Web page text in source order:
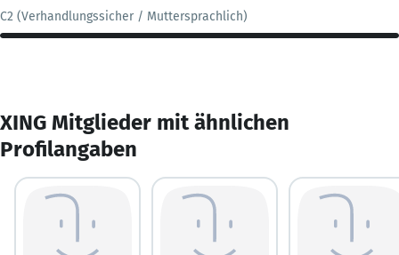
C2 (Verhandlungssicher / Muttersprachlich)
XING Mitglieder mit ähnlichen
Profilangaben